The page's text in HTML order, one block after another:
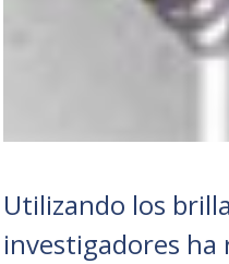
Utilizando los
investigadores